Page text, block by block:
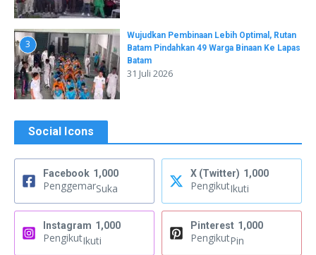
3
Wujudkan Pembinaan Lebih Optimal, Rutan
Batam Pindahkan 49 Warga Binaan Ke Lapas
Batam
31 Juli 2026
Social Icons
Facebook 1,000
PenggemarSuka
X (Twitter) 1,000
PengikutIkuti
Instagram 1,000
PengikutIkuti
Pinterest 1,000
PengikutPin